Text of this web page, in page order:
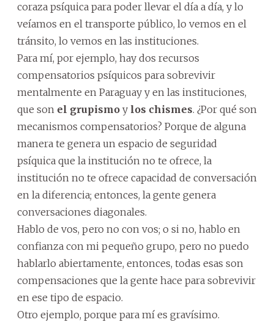
coraza psíquica para poder llevar el día a día, y lo
veíamos en el transporte público, lo vemos en el
tránsito, lo vemos en las instituciones.
Para mí, por ejemplo, hay dos recursos
compensatorios psíquicos para sobrevivir
mentalmente en Paraguay y en las instituciones,
que son el grupismo y los chismes. ¿Por qué son
mecanismos compensatorios? Porque de alguna
manera te genera un espacio de seguridad
psíquica que la institución no te ofrece, la
institución no te ofrece capacidad de conversación
en la diferencia; entonces, la gente genera
conversaciones diagonales.
Hablo de vos, pero no con vos; o si no, hablo en
confianza con mi pequeño grupo, pero no puedo
hablarlo abiertamente, entonces, todas esas son
compensaciones que la gente hace para sobrevivir
en ese tipo de espacio.
Otro ejemplo, porque para mí es gravísimo.